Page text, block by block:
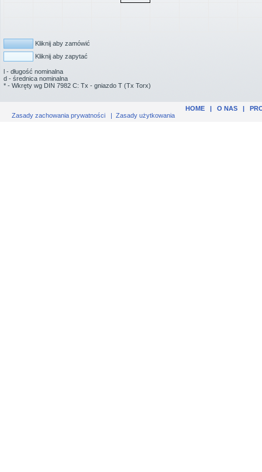
Kliknij aby zamówić
Kliknij aby zapytać
l - długość nominalna
d - średnica nominalna
* - Wkręty wg DIN 7982 C: Tx - gniazdo T (Tx Torx)
HOME| O NAS|
Zasady zachowania prywatności | Zasady użytkowania